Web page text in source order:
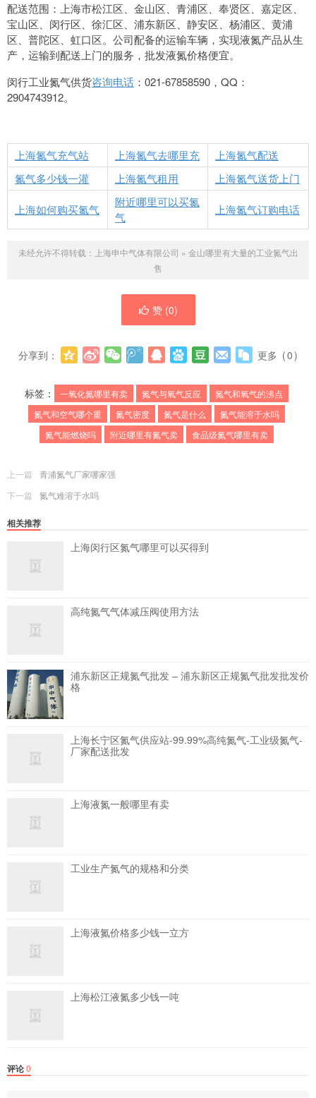
配送范围：上海市松江区、金山区、青浦区、奉贤区、嘉定区、
宝山区、闵行区、徐汇区、浦东新区、静安区、杨浦区、黄浦
区、普陀区、虹口区。公司配备的运输车辆，实现液氮产品从生
产，运输到配送上门的服务，批发液氮价格便宜。
闵行工业氮气供货咨询电话 ：021-67858590，QQ：
2904743912。
上海氮气充气站 上海氮气去哪里充
上海氮气配送
氮气多少钱一灌
上海氮气租用 上海氮气送货上门
上海如何购买氮气
附近哪里可以买氮
气
上海氮气订购电话
未经允许不得转载： 上海申中气体有限公司 » 金山哪里有大量的工业氮气出
售
赞 (0)
分享到： 更多 (0)
标签： 一氧化氮哪里有卖 氮气与氧气反应
氮气和氧气的沸点
氮气和空气哪个重
氮气密度 氮气是什么
氮气能溶于水吗
氮气能燃烧吗
附近哪里有氮气卖 食品级氮气哪里有卖
上一篇
青浦氮气厂家哪家强
下一篇
氮气难溶于水吗
相关推荐
上海闵行区氮气哪里可以买得到
高纯氮气气体减压阀使用方法
浦东新区正规氮气批发 – 浦东新区正规氮气批发批发价
格
上海长宁区氮气供应站-99.99%高纯氮气-工业级氮气-
厂家配送批发
上海液氮一般哪里有卖
工业生产氮气的规格和分类
上海液氮价格多少钱一立方
上海松江液氮多少钱一吨
评论0